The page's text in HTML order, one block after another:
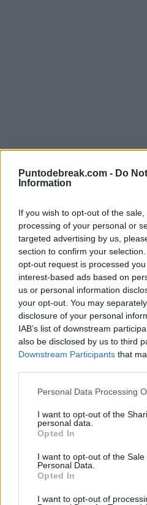
Puntodebreak.com - Do
Information
If you wish to opt-out of the
processing of your personal or
targeted advertising by us,
section to confirm your
opt-out request is processed
interest-based ads based on
us or personal information
your opt-out. You may
disclosure of your personal
IAB’s list of downstream
also be disclosed by us to third
Downstream Participants that
Personal Data Processing
I want to opt-out of the
personal data.
Opted In
I want to opt-out of the Sale
Personal Data.
Opted In
I want to opt-out of
Muguruza no pudo
bola de partido y
Berlín
Ayrton Aguirre- 18 jun 2021
BERLÍN JESSICA PEGULA
WTA Berlín.
opciones a Pliskova
Ayrton Aguirre- 17 jun 2021